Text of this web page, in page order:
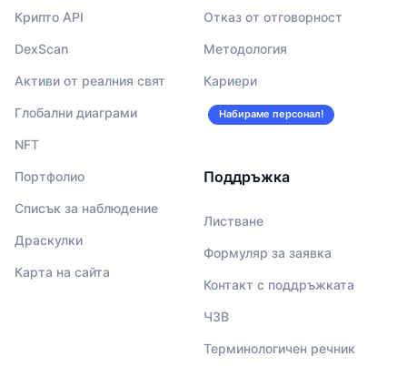
Крипто API
DexScan
Активи от реалния свят
Глобални диаграми
NFT
Портфолио
Списък за наблюдение
Драскулки
Карта на сайта
Отказ от отговорност
Методология
Кариери
Набираме персонал!
Поддръжка
Листване
Формуляр за заявка
Контакт с поддръжката
ЧЗВ
Терминологичен речник